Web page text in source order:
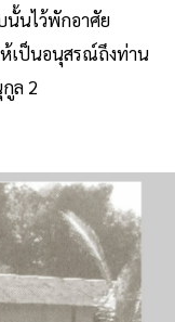
นไว้พักอาศัย
เป็นอนุสรณ์ถึงท่าน
ล 2